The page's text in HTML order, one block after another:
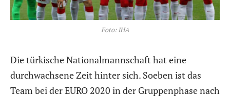
Foto: IHA
Die türkische Nationalmannschaft hat eine
durchwachsene Zeit hinter sich. Soeben ist das
Team bei der EURO 2020 in der Gruppenphase nach